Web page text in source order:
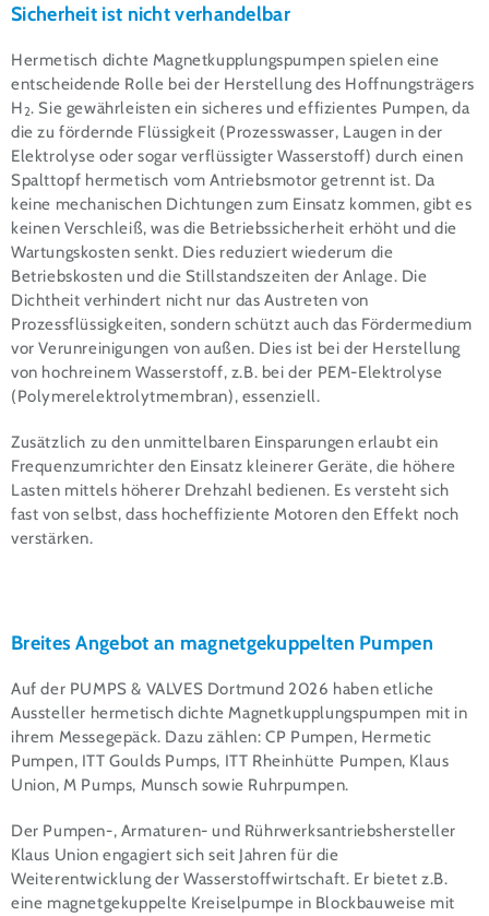
Sicherheit ist nicht verhandelbar
Hermetisch dichte Magnetkupplungspumpen spielen eine
entscheidende Rolle bei der Herstellung des Hoffnungsträgers
H2. Sie gewährleisten ein sicheres und effizientes Pumpen, da
die zu fördernde Flüssigkeit (Prozesswasser, Laugen in der
Elektrolyse oder sogar verflüssigter Wasserstoff) durch einen
Spalttopf hermetisch vom Antriebsmotor getrennt ist. Da
keine mechanischen Dichtungen zum Einsatz kommen, gibt es
keinen Verschleiß, was die Betriebssicherheit erhöht und die
Wartungskosten senkt. Dies reduziert wiederum die
Betriebskosten und die Stillstandszeiten der Anlage. Die
Dichtheit verhindert nicht nur das Austreten von
Prozessflüssigkeiten, sondern schützt auch das Fördermedium
vor Verunreinigungen von außen. Dies ist bei der Herstellung
von hochreinem Wasserstoff, z.B. bei der PEM-Elektrolyse
(Polymerelektrolytmembran), essenziell.
Zusätzlich zu den unmittelbaren Einsparungen erlaubt ein
Frequenzumrichter den Einsatz kleinerer Geräte, die höhere
Lasten mittels höherer Drehzahl bedienen. Es versteht sich
fast von selbst, dass hocheffiziente Motoren den Effekt noch
verstärken.
Breites Angebot an magnetgekuppelten Pumpen
Auf der PUMPS & VALVES Dortmund 2026 haben etliche
Aussteller hermetisch dichte Magnetkupplungspumpen mit in
ihrem Messegepäck. Dazu zählen: CP Pumpen, Hermetic
Pumpen, ITT Goulds Pumps, ITT Rheinhütte Pumpen, Klaus
Union, M Pumps, Munsch sowie Ruhrpumpen.
Der Pumpen-, Armaturen- und Rührwerksantriebshersteller
Klaus Union engagiert sich seit Jahren für die
Weiterentwicklung der Wasserstoffwirtschaft. Er bietet z.B.
eine magnetgekuppelte Kreiselpumpe in Blockbauweise mit